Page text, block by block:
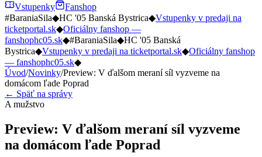
Vstupenky
Fanshop
#BaraniaSila◆HC '05 Banská Bystrica◆Vstupenky v predaji na
ticketportal.sk◆Oficiálny fanshop —
fanshophc05.sk◆#BaraniaSila◆HC '05 Banská
Bystrica◆Vstupenky v predaji na ticketportal.sk◆Oficiálny fanshop
— fanshophc05.sk◆
Úvod/Novinky/Preview: V ďalšom meraní síl vyzveme na
domácom ľade Poprad
← Späť na správy
A mužstvo
Preview: V ďalšom meraní síl vyzveme
na domácom ľade Poprad